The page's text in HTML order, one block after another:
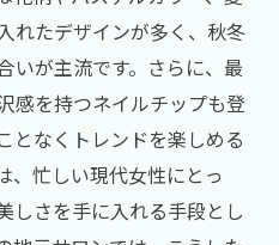
れたデザインが多く、秋冬
いが主流です。さらに、最
感を持つネイルチップも登
となくトレンドを楽しめる
、忙しい現代女性にとっ
しさを手に入れる手段とし